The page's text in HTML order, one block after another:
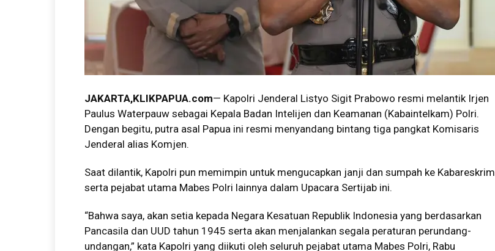
JAKARTA,KLIKPAPUA.com— Kapolri Jenderal Listyo Sigit Prabowo resmi melantik Irjen
Paulus Waterpauw sebagai Kepala Badan Intelijen dan Keamanan (Kabaintelkam) Polri.
Dengan begitu, putra asal Papua ini resmi menyandang bintang tiga pangkat Komisaris
Jenderal alias Komjen.
Saat dilantik, Kapolri pun memimpin untuk mengucapkan janji dan sumpah ke Kabareskrim
serta pejabat utama Mabes Polri lainnya dalam Upacara Sertijab ini.
“Bahwa saya, akan setia kepada Negara Kesatuan Republik Indonesia yang berdasarkan
Pancasila dan UUD tahun 1945 serta akan menjalankan segala peraturan perundang-
undangan,” kata Kapolri yang diikuti oleh seluruh pejabat utama Mabes Polri, Rabu